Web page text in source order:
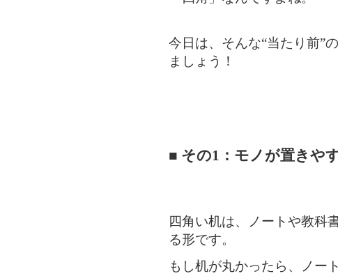
今日は、そんな“当たり前”
ましょう！
■ その1：モノが置きや
四角い机は、ノートや教科
る形です。
もし机が丸かったら、ノー